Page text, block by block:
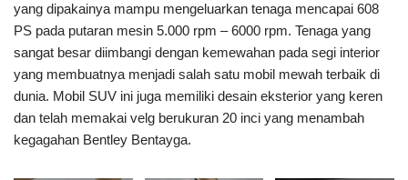
yang dipakainya mampu mengeluarkan tenaga mencapai 608
PS pada putaran mesin 5.000 rpm – 6000 rpm. Tenaga yang
sangat besar diimbangi dengan kemewahan pada segi interior
yang membuatnya menjadi salah satu mobil mewah terbaik di
dunia. Mobil SUV ini juga memiliki desain eksterior yang keren
dan telah memakai velg berukuran 20 inci yang menambah
kegagahan Bentley Bentayga.